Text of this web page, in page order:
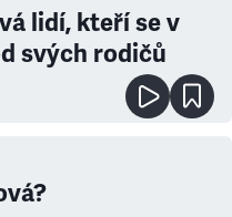
lidí, kteří se v
svých rodičů